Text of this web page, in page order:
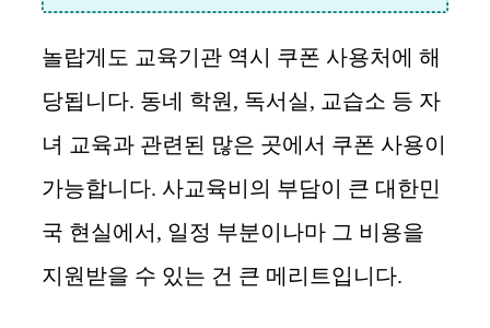
놀랍게도 교육기관 역시 쿠폰 사용처에 해
당됩니다. 동네 학원, 독서실, 교습소 등 자
녀 교육과 관련된 많은 곳에서 쿠폰 사용이
가능합니다. 사교육비의 부담이 큰 대한민
국 현실에서, 일정 부분이나마 그 비용을
지원받을 수 있는 건 큰 메리트입니다.